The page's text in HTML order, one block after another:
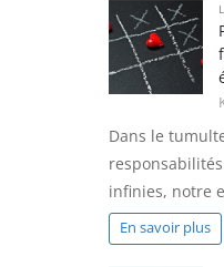
Dans le
infinies, notre
En savoir plus